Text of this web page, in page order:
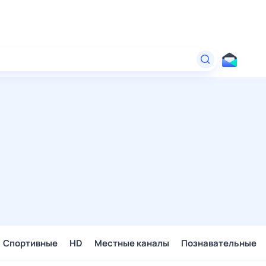
Спортивные HD Местные каналы Познавательные